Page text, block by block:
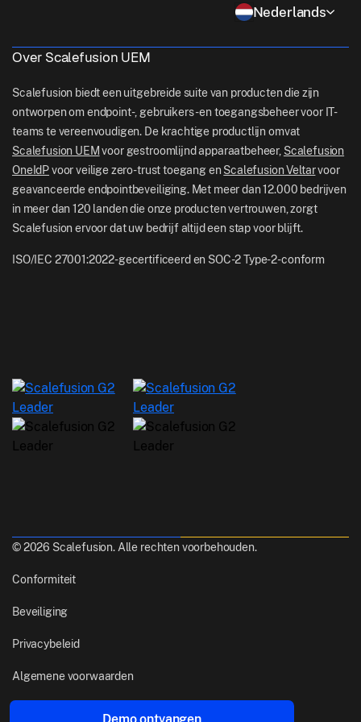
BFSI
Nieuwskamer
Careers
US: +1-415-650-4500
NZ: +64-9-888-4315
India: +91-63694-45500
Nederlands
Over Scalefusion UEM
Scalefusion biedt een uitgebreide suite van producten die zijn
ontworpen om endpoint-, gebruikers- en toegangsbeheer voor IT-
teams te vereenvoudigen. De krachtige productlijn omvat
Scalefusion UEM voor gestroomlijnd apparaatbeheer, Scalefusion
OneIdPvoor veilige zero-trust toegang en Scalefusion Veltarvoor
geavanceerde endpointbeveiliging. Met meer dan 12.000 bedrijven
in meer dan 120 landen die onze producten vertrouwen, zorgt
Scalefusion ervoor dat uw bedrijf altijd een stap voor blijft.
ISO/IEC 27001:2022-gecertificeerd en SOC-2 Type-2-conform
© 2026 Scalefusion. Alle rechten voorbehouden.
Conformiteit
Beveiliging
Privacybeleid
Algemene voorwaarden